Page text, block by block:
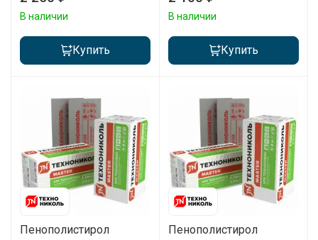
В наличии
Купить
В наличии
Купить
Пенополистирол
Пенополистирол